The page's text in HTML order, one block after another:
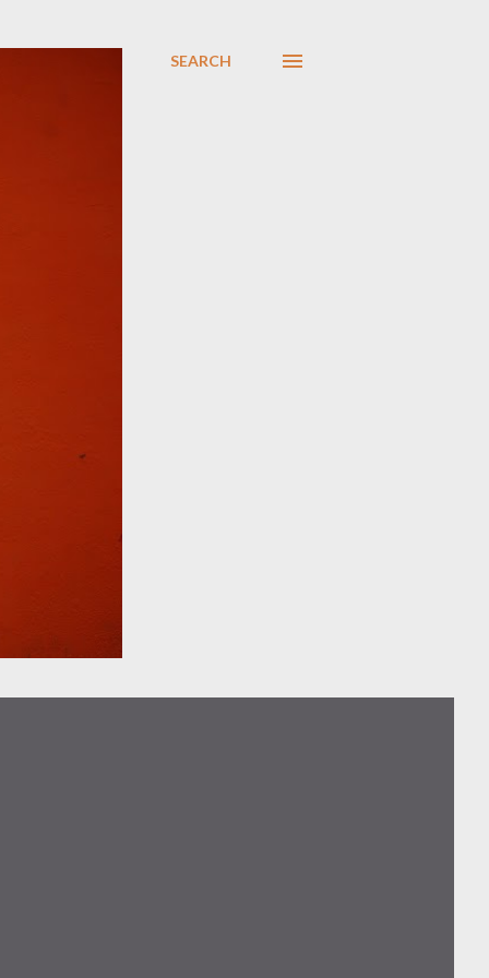
SEARCH